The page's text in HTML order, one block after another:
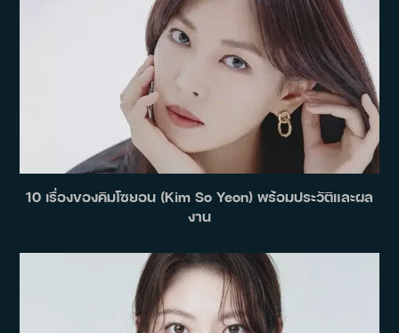
10 เรื่องของคิมโซยอน (Kim So Yeon) พร้อมประวัติและผล
งาน